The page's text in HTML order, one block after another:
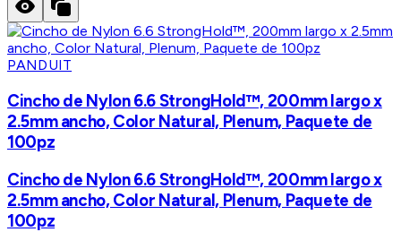
PANDUIT
Cincho de Nylon 6.6 StrongHold™, 200mm largo x
2.5mm ancho, Color Natural, Plenum, Paquete de
100pz
Cincho de Nylon 6.6 StrongHold™, 200mm largo x
2.5mm ancho, Color Natural, Plenum, Paquete de
100pz